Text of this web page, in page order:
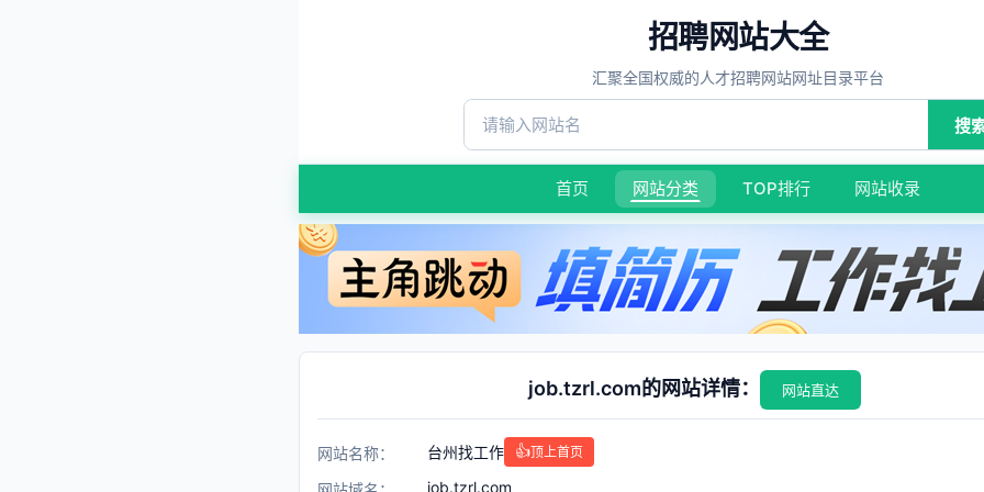
招聘网站大全
汇聚全国权威的人才招聘网站网址目录平台
搜
首页 网站分类 TOP排行 网站收录
job.tzrl.com的网站详情： 网站直达
网站名称： 台州找工作 👍顶上首页
job.tzrl.com